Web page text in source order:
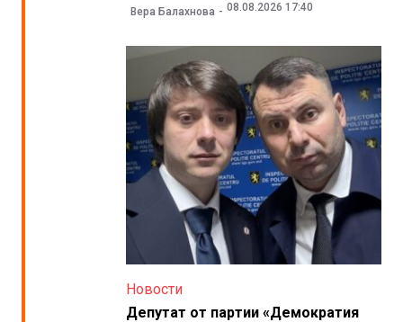
Вера Балахнова 08.08.2026 17:40
Новости
Депутат от партии «Демократия